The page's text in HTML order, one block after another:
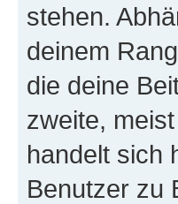
stehen.
deinem
die deine
zweite,
handelt sich
Benutzer zu